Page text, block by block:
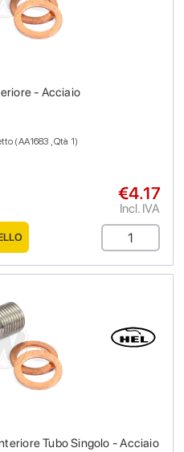
- Acciaio
(AA1683 , Qtà 1)
€4.17
Incl. IVA
Tubo Singolo - Acciaio